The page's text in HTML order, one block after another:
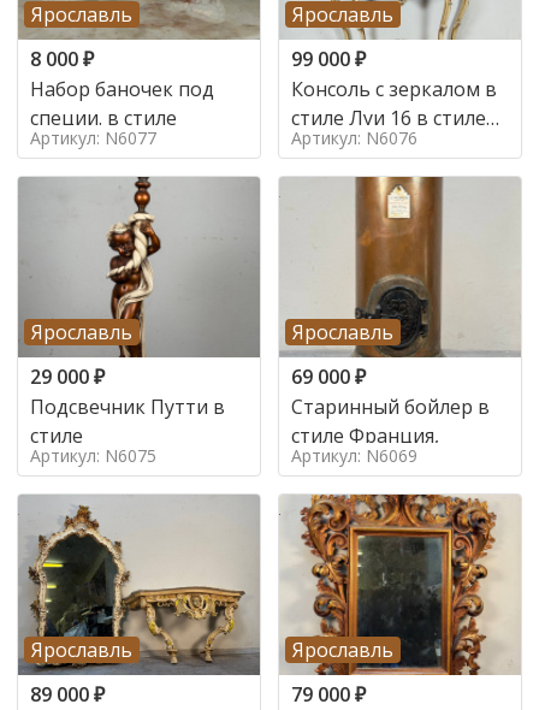
Ярославль
8 000₽
Набор баночек под
специи. в стиле
Артикул: N6077
Ярославль
99 000₽
Консоль с зеркалом в
стиле Луи 16 в стиле
Луи 16, Италия,
Артикул: N6076
Ярославль
29 000₽
Подсвечник Путти в
стиле
Артикул: N6075
Ярославль
69 000₽
Старинный бойлер в
стиле Франция,
Артикул: N6069
Ярославль
89 000₽
Ярославль
79 000₽